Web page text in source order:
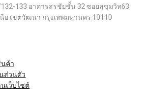
133 อาคารสรชัยชั้น 32 ซอยสุขุมวิท63
อ เขตวัฒนา กรุงเทพมหานคร 10110
ค้า
ส่วนตัว
เว็บไซต์